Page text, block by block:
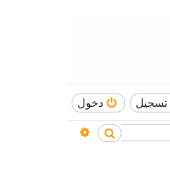
دخول تسجيل
بحث